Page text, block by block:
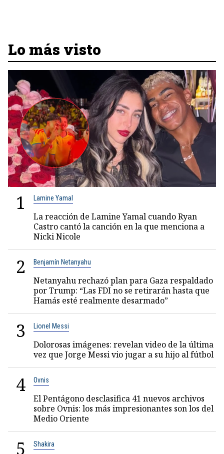
Lo más visto
1 Lamine Yamal
La reacción de Lamine Yamal cuando Ryan
Castro cantó la canción en la que menciona a
Nicki Nicole
2 Benjamín Netanyahu
Netanyahu rechazó plan para Gaza respaldado
por Trump: “Las FDI no se retirarán hasta que
Hamás esté realmente desarmado”
3 Lionel Messi
Dolorosas imágenes: revelan video de la última
vez que Jorge Messi vio jugar a su hijo al fútbol
4 Ovnis
El Pentágono desclasifica 41 nuevos archivos
sobre Ovnis: los más impresionantes son los del
Medio Oriente
5 Shakira